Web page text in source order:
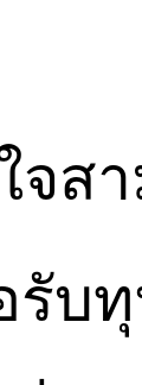
จส
รับ